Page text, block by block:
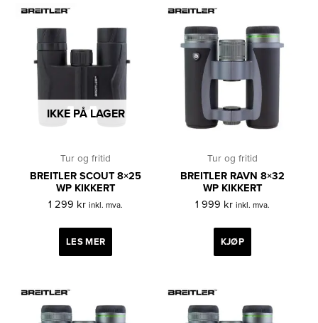
IKKE PÅ LAGER
Tur og fritid
BREITLER SCOUT 8×25
WP KIKKERT
1 299 kr inkl. mva.
LES MER
Tur og fritid
BREITLER RAVN 8×32
WP KIKKERT
1 999 kr inkl. mva.
KJØP